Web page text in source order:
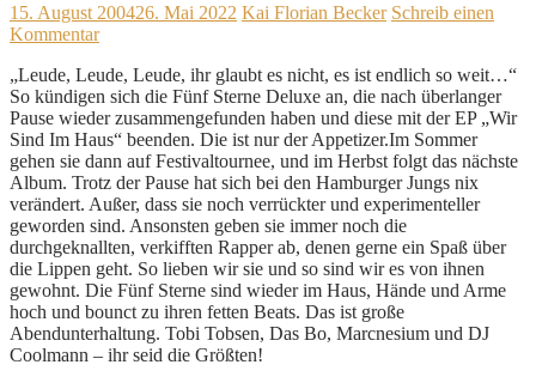
15. August 200426. Mai 2022 Kai Florian Becker Schreib einen
Kommentar
„Leude, Leude, Leude, ihr glaubt es nicht, es ist endlich so weit…“
So kündigen sich die Fünf Sterne Deluxe an, die nach überlanger
Pause wieder zusammengefunden haben und diese mit der EP „Wir
Sind Im Haus“ beenden. Die ist nur der Appetizer.Im Sommer
gehen sie dann auf Festivaltournee, und im Herbst folgt das nächste
Album. Trotz der Pause hat sich bei den Hamburger Jungs nix
verändert. Außer, dass sie noch verrückter und experimenteller
geworden sind. Ansonsten geben sie immer noch die
durchgeknallten, verkifften Rapper ab, denen gerne ein Spaß über
die Lippen geht. So lieben wir sie und so sind wir es von ihnen
gewohnt. Die Fünf Sterne sind wieder im Haus, Hände und Arme
hoch und bounct zu ihren fetten Beats. Das ist große
Abendunterhaltung. Tobi Tobsen, Das Bo, Marcnesium und DJ
Coolmann – ihr seid die Größten!